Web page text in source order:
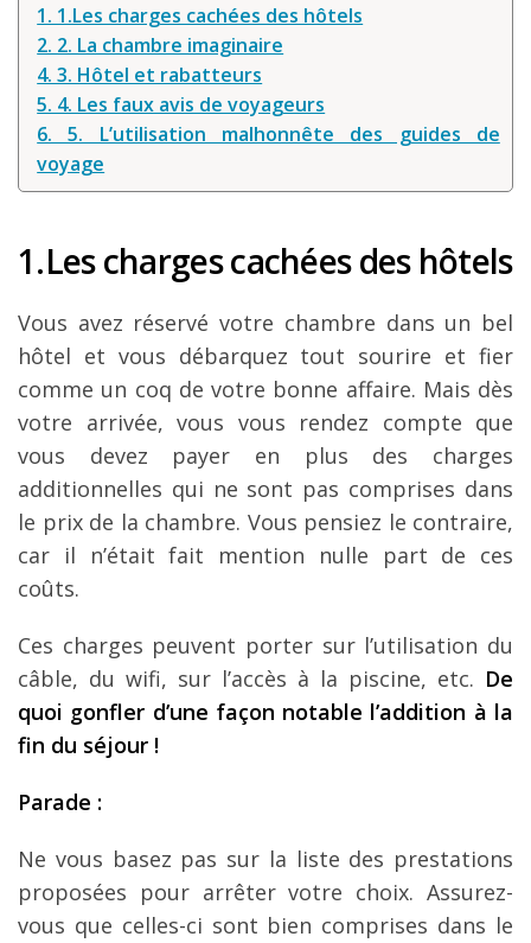
1. 1.Les charges cachées des hôtels
2. 2. La chambre imaginaire
4. 3. Hôtel et rabatteurs
5. 4. Les faux avis de voyageurs
6. 5. L’utilisation malhonnête des guides de
voyage
1.Les charges cachées des hôtels
Vous avez réservé votre chambre dans un bel
hôtel et vous débarquez tout sourire et fier
comme un coq de votre bonne affaire. Mais dès
votre arrivée, vous vous rendez compte que
vous devez payer en plus des charges
additionnelles qui ne sont pas comprises dans
le prix de la chambre. Vous pensiez le contraire,
car il n’était fait mention nulle part de ces
coûts.
Ces charges peuvent porter sur l’utilisation du
câble, du wifi, sur l’accès à la piscine, etc. De
quoi gonfler d’une façon notable l’addition à la
fin du séjour !
Parade :
Ne vous basez pas sur la liste des prestations
proposées pour arrêter votre choix. Assurez-
vous que celles-ci sont bien comprises dans le